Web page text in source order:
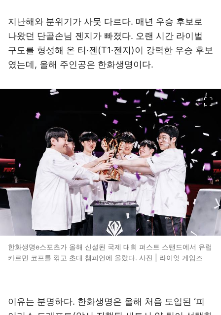
지난해와 분위기가 사뭇 다르다. 매년 우승 후보로
나왔던 단골손님 젠지가 빠졌다. 오랜 시간 라이벌
구도를 형성해 온 티·젠(T1·젠지)이 강력한 우승 후보
였는데, 올해 주인공은 한화생명이다.
한화생명e스포츠가 올해 신설된 국제 대회 퍼스트 스탠드에서 유럽
카르민 코프를 꺾고 초대 챔피언에 올랐다. 사진 | 라이엇 게임즈
이유는 분명하다. 한화생명은 올해 처음 도입된 ‘피